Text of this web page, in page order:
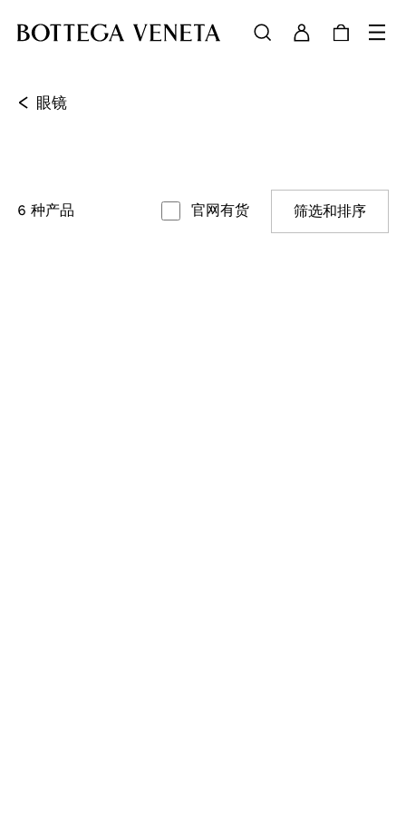
< 眼镜
6 种产品 官网有货 筛选和排序